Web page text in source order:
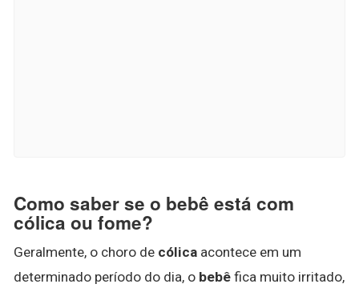
Como saber se o bebê está com
cólica ou fome?
Geralmente, o choro de cólica acontece em um
determinado período do dia, o bebê fica muito irritado,